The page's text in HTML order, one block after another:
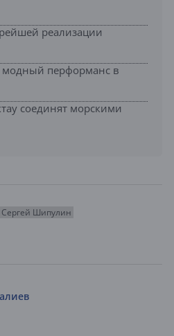
реализации
модный перформанс в
соединят морскими
Сергей Шипулин